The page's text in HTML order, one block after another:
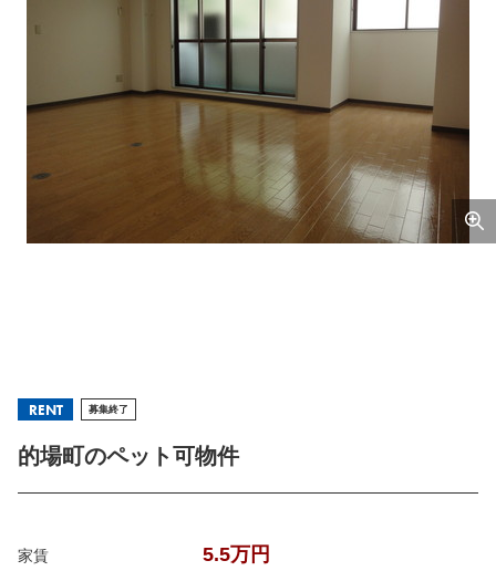
RENT 募集終了
的場町のペット可物件
家賃 5.5万円